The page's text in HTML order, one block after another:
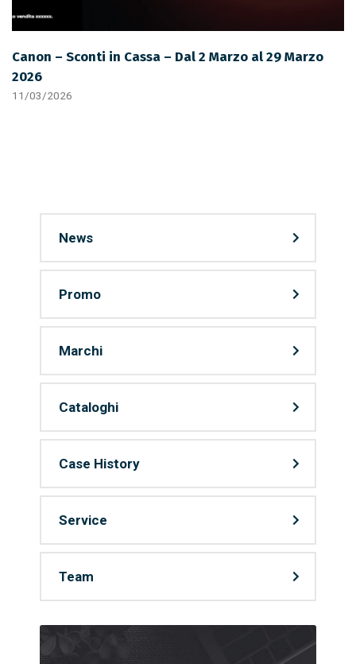
Canon – Sconti in Cassa – Dal 2 Marzo al 29 Marzo
2026
11/03/2026
News
Promo
Marchi
Cataloghi
Case History
Service
Team